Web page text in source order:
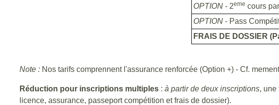
OPTION - 2eme cours
OPTION - Pass
FRAIS DE DOSSIER
Note : Nos tarifs comprennent l'assurance renforcée (Option +) - Cf.
Réduction pour inscriptions multiples : à partir de deux inscriptions, une
licence, assurance, passeport compétition et frais de dossier).